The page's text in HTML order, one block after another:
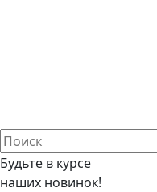
Будьте в курсе
наших новинок!